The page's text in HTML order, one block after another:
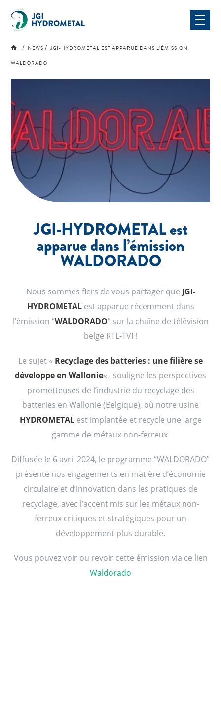
NEWS
JGI-HYDROMETAL EST APPARUE DANS L’ÉMISSION
WALDORADO
JGI-HYDROMETAL est
apparue dans l’émission
WALDORADO
Nous sommes fiers de vous partager que JGI-
HYDROMETALest apparue récemment dans
l’émission “WALDORADO” sur la chaîne de télévision
belge RTL-TVI !
Le sujet « Recyclage des batteries : une filière se
développe en Wallonie« , souligne les perspectives
prometteuses de l’industrie du recyclage des
batteries en Wallonie (Belgique), où notre usine
HYDROMETALest implantée et recycle une large
gamme de métaux non-ferreux.
Diffusée le 6 avril 2024, le programme “WALDORADO”
présente nos engagements en matière d’économie
circulaire et d’innovation dans les pratiques de
recyclage, avec l’accent mis sur les métaux non-
ferreux critiques et stratégiques pour un
développement plus durable.
Vous pouvez voir ou revoir cette émission via ce lien
Waldorado